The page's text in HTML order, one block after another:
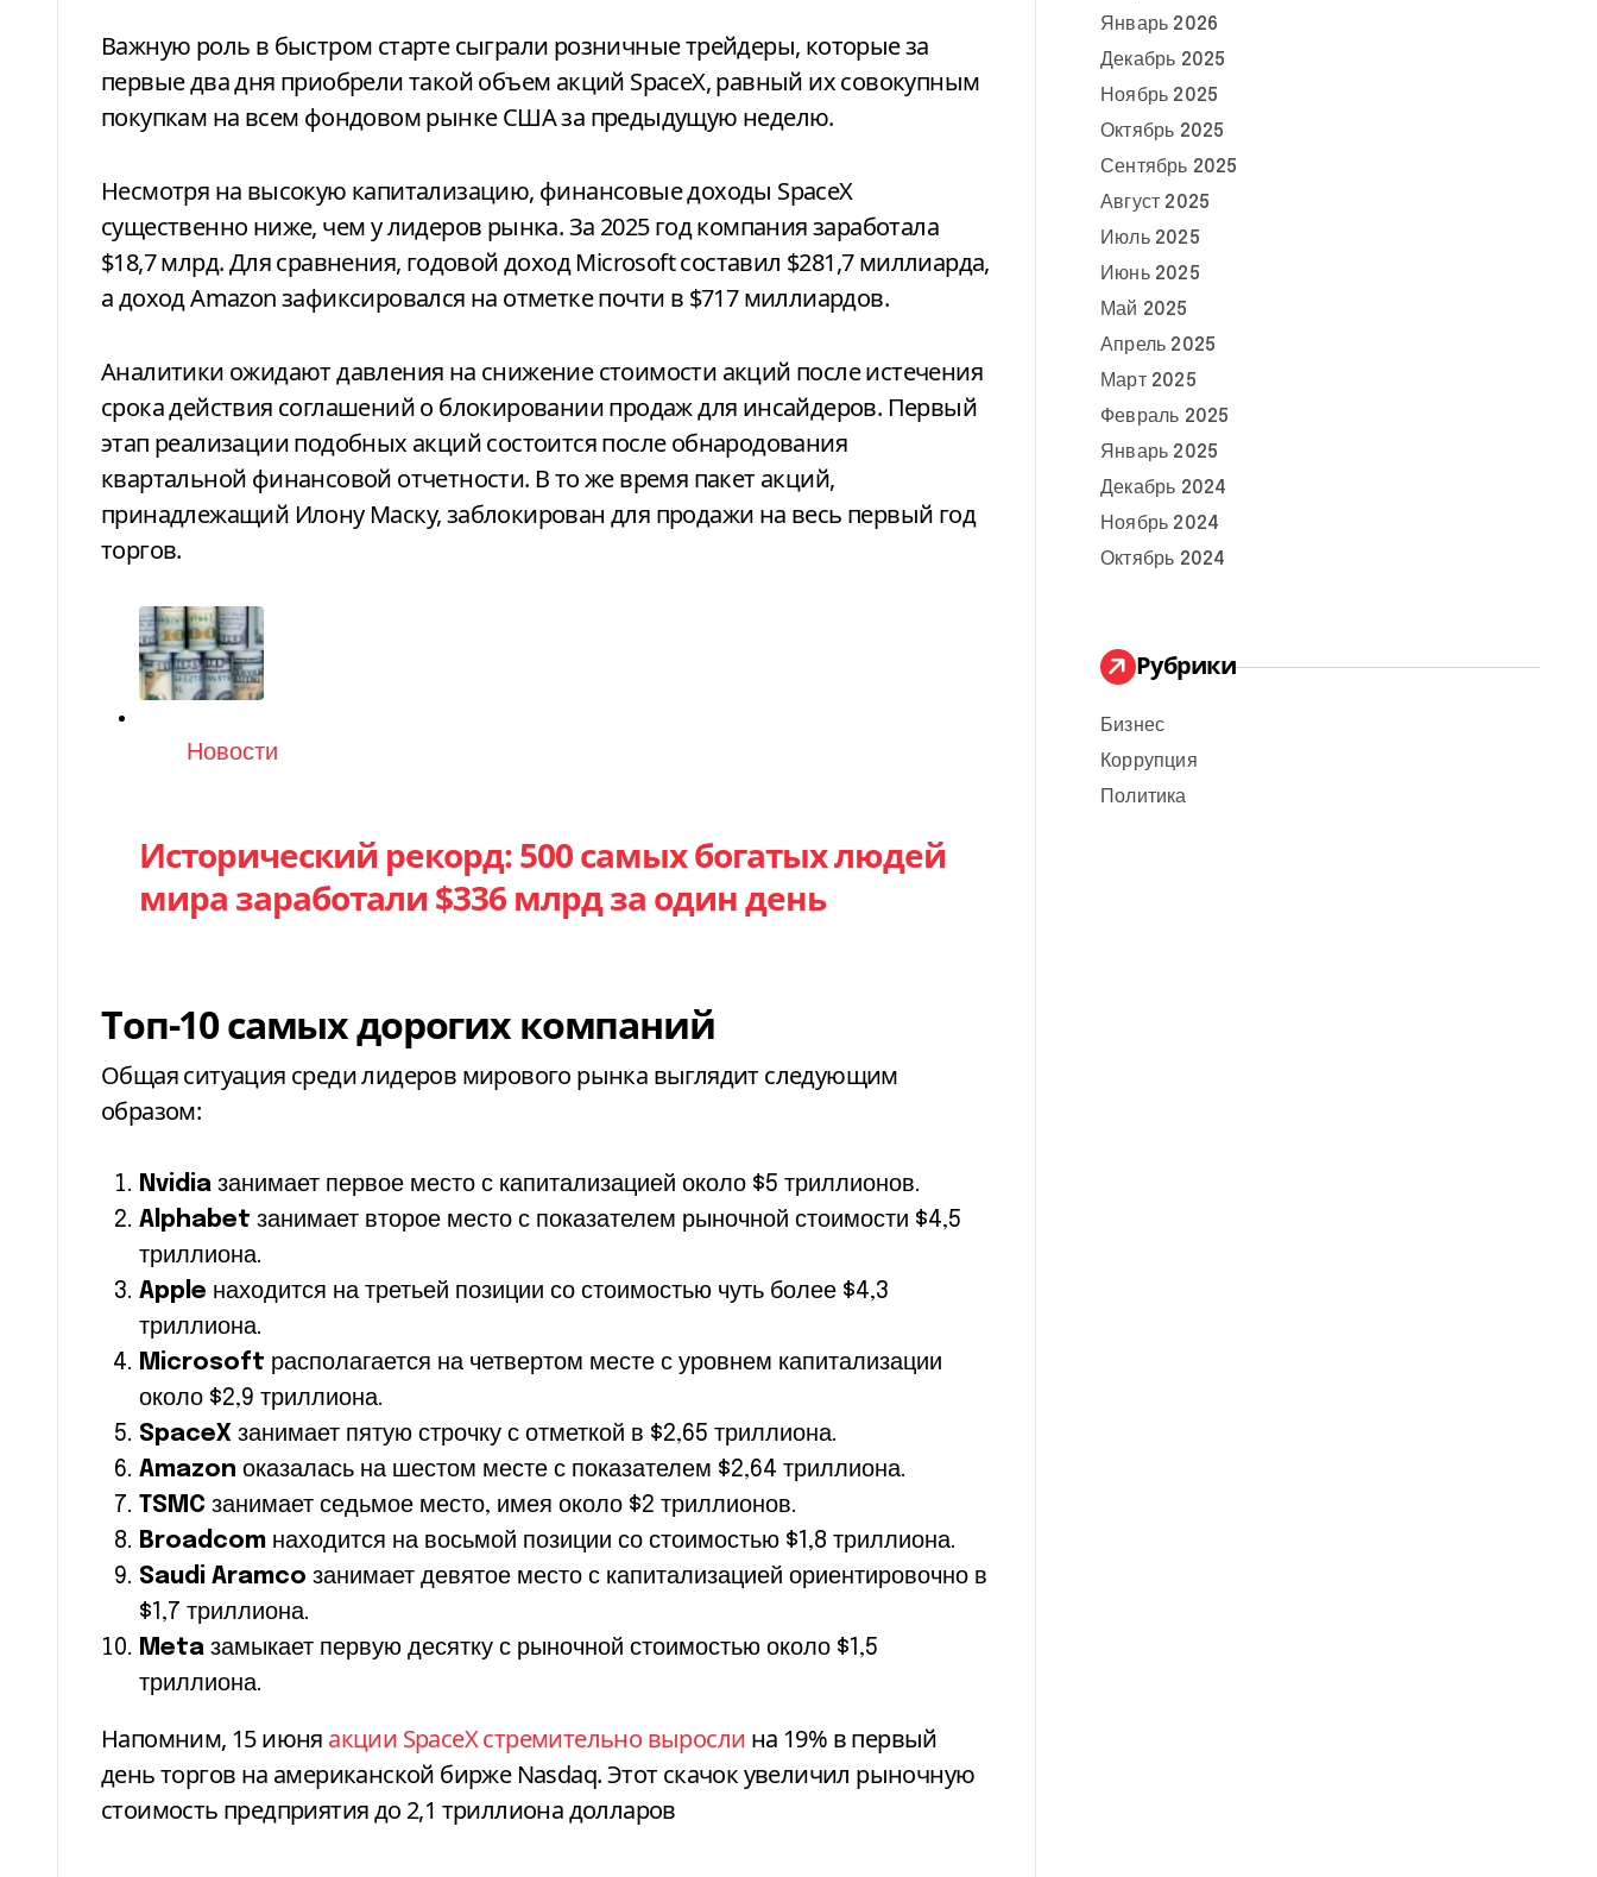
Важную роль в быстром старте сыграли розничные трейдеры, которые за
первые два дня приобрели такой объем акций SpaceX, равный их совокупным
покупкам на всем фондовом рынке США за предыдущую неделю.
Несмотря на высокую капитализацию, финансовые доходы SpaceX
существенно ниже, чем у лидеров рынка. За 2025 год компания заработала
$18,7 млрд. Для сравнения, годовой доход Microsoft составил $281,7 миллиарда,
а доход Amazon зафиксировался на отметке почти в $717 миллиардов.
Аналитики ожидают давления на снижение стоимости акций после истечения
срока действия соглашений о блокировании продаж для инсайдеров. Первый
этап реализации подобных акций состоится после обнародования
квартальной финансовой отчетности. В то же время пакет акций,
принадлежащий Илону Маску, заблокирован для продажи на весь первый год
торгов.
Категория
Новости
Исторический рекорд: 500 самых богатых людей
мира заработали $336 млрд за один день
Топ-10 самых дорогих компаний
Общая ситуация среди лидеров мирового рынка выглядит следующим
образом:
Nvidia занимает первое место с капитализацией около $5 триллионов.
Alphabet занимает второе место с показателем рыночной стоимости $4,5
триллиона.
Apple находится на третьей позиции со стоимостью чуть более $4,3
триллиона.
Microsoft располагается на четвертом месте с уровнем капитализации
около $2,9 триллиона.
SpaceX занимает пятую строчку с отметкой в $2,65 триллиона.
Amazon оказалась на шестом месте с показателем $2,64 триллиона.
TSMC занимает седьмое место, имея около $2 триллионов.
Broadcom находится на восьмой позиции со стоимостью $1,8 триллиона.
Saudi Aramco занимает девятое место с капитализацией ориентировочно в
$1,7 триллиона.
Meta замыкает первую десятку с рыночной стоимостью около $1,5
триллиона.
Напомним, 15 июня акции SpaceX стремительно выросли на 19% в первый
день торгов на американской бирже Nasdaq. Этот скачок увеличил рыночную
стоимость предприятия до 2,1 триллиона долларов
Январь 2026
Декабрь 2025
Ноябрь 2025
Октябрь 2025
Сентябрь 2025
Август 2025
Июль 2025
Июнь 2025
Май 2025
Апрель 2025
Март 2025
Февраль 2025
Январь 2025
Декабрь 2024
Ноябрь 2024
Октябрь 2024
Рубрики
Бизнес
Коррупция
Политика